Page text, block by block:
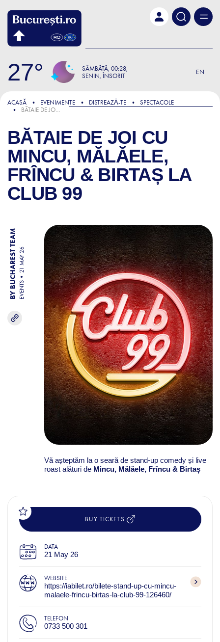
27 SÂMBĂTĂ 00:28
SENIN, ÎNSORIT
EN
ACASĂ EVENIMENTE DISTREAZǍ-TE
SPECTACOLE
BĂTAIE DE JOI CU MINCU, MĂLĂELE, FRÎNCU & BIRTAȘ LA CLUB 99
BĂTAIE DE JOI CU
MINCU, MĂLĂELE,
FRÎNCU & BIRTAȘ LA
CLUB 99
BY BUCHAREST TEAM EVENTS
21 MAY 26
Vă așteptăm la o seară de stand-up comedy și live
roast alături de Mincu, Mălăele, Frîncu & Birtaș
BUY TICKETS
DATA
21 May 26
WEBSITE
https://iabilet.ro/bilete-stand-up-cu-mincu-
malaele-frincu-birtas-la-club-99-126460/
TELEFON
0733 500 301